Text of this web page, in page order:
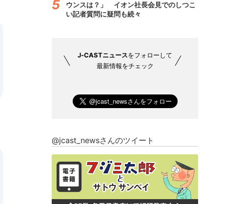
ウンスは？」 イオン社長会見でのしつこ
い記者質問に疑問も続々
J-CASTニュースをフォローして
最新情報をチェック
@jcast_newsさんのツイート